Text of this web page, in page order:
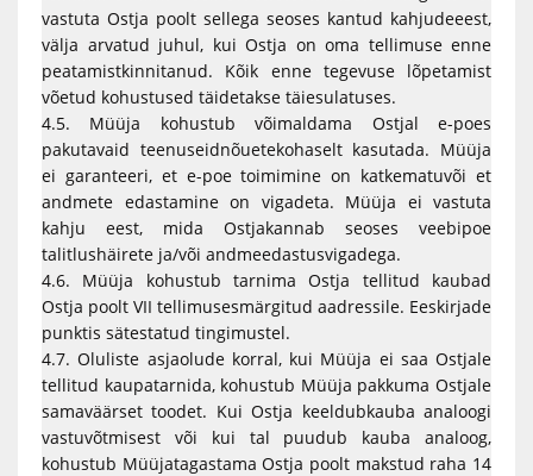
vastuta Ostja poolt sellega seoses kantud kahjudeeest,
välja arvatud juhul, kui Ostja on oma tellimuse enne
peatamistkinnitanud. Kõik enne tegevuse lõpetamist
võetud kohustused täidetakse täiesulatuses.
4.5. Müüja kohustub võimaldama Ostjal e-poes
pakutavaid teenuseidnõuetekohaselt kasutada. Müüja
ei garanteeri, et e-poe toimimine on katkematuvõi et
andmete edastamine on vigadeta. Müüja ei vastuta
kahju eest, mida Ostjakannab seoses veebipoe
talitlushäirete ja/või andmeedastusvigadega.
4.6. Müüja kohustub tarnima Ostja tellitud kaubad
Ostja poolt VII tellimusesmärgitud aadressile. Eeskirjade
punktis sätestatud tingimustel.
4.7. Oluliste asjaolude korral, kui Müüja ei saa Ostjale
tellitud kaupatarnida, kohustub Müüja pakkuma Ostjale
samaväärset toodet. Kui Ostja keeldubkauba analoogi
vastuvõtmisest või kui tal puudub kauba analoog,
kohustub Müüjatagastama Ostja poolt makstud raha 14